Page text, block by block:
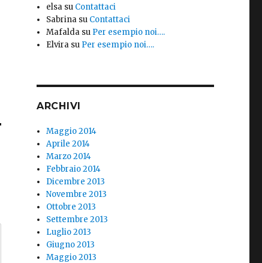
elsa su Contattaci
Sabrina su Contattaci
Mafalda su Per esempio noi….
Elvira su Per esempio noi….
ARCHIVI
Maggio 2014
Aprile 2014
Marzo 2014
Febbraio 2014
Dicembre 2013
Novembre 2013
Ottobre 2013
Settembre 2013
Luglio 2013
Giugno 2013
Maggio 2013